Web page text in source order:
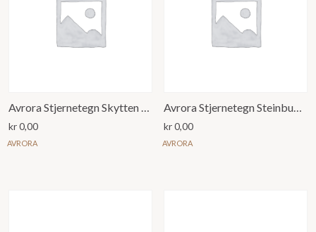
Avrora Stjernetegn Skytten Anheng
kr0,00
AVRORA
Avrora Stjernetegn Steinbukken Anheng
kr0,00
AVRORA